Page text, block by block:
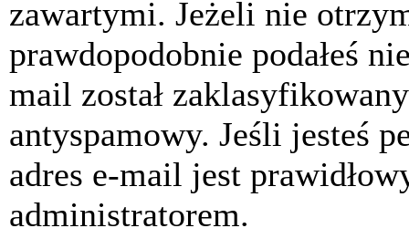
zawartymi. Jeżeli nie
prawdopodobnie podałeś
mail został
antyspamowy. Jeśli jesteś
adres e-mail jest
administratorem.